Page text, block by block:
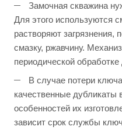
Замочная скважина
Для этого используются
растворяют
смазку, ржавчину.
периодической
В случае потери
качественные дубликаты
особенностей их
зависит срок службы